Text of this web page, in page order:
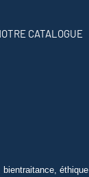
CATALOGUE
éthique